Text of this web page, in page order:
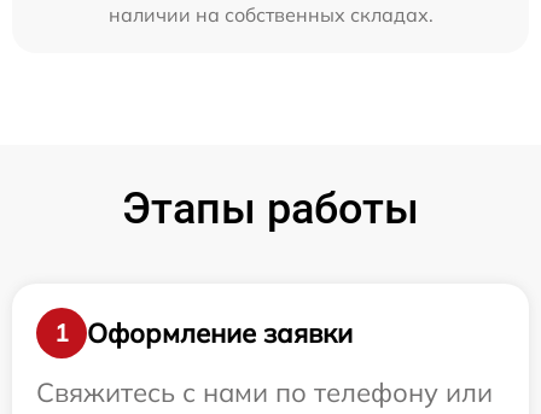
наличии на собственных складах.
Этапы работы
1
Оформление заявки
Свяжитесь с нами по телефону или